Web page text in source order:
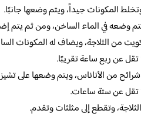
المكونات جيداً، ويتم وضعها جانبًا.
وضعه في الماء الساخن، ومن ثم يتم
من الثلاجة، ويضاف له المكونات
عن ربع ساعة تقريبًا.
من الأناناس، ويتم وضعها على تشيز
تقل عن ستة ساعات.
وتقطع إلى مثلثات وتقدم.